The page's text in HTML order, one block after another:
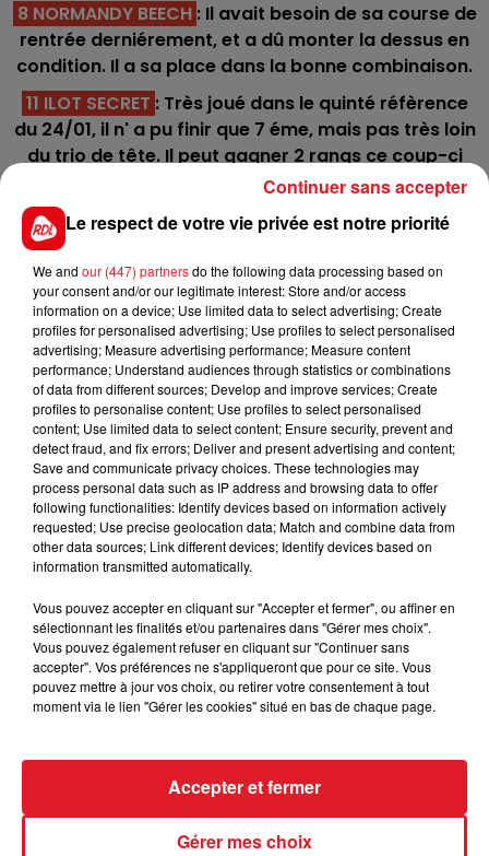
8 NORMANDY BEECH : Il avait besoin de sa course de
rentrée derniérement, et a dû monter la dessus en
condition. Il a sa place dans la bonne combinaison.
11 ILOT SECRET : Très joué dans le quinté réfèrence
du 24/01, il n' a pu finir que 7 éme, mais pas très loin
du trio de tête. Il peut gagner 2 rangs ce coup-ci
: Pris en valeur 39 lors de ses
derniers quintés, il est ici en 36.5 mais va découvrir
*******
En direct des pistes :
Solvalla (R6) : 201 Innersniffen - 1004 Queen
Ratzeputz
FILS D'ACTUS
BÉTHUNE: ENQUÊTE POUR HOMICIDE
VOLONTAIRE EN COURS, APRÈS LA...
Selon les premiers éléments, le logement servait
à des prostituées
Le respect de votre vie privée est notre priorité
We and our (447) partnersdo the following data processing based on
your consent and/or our legitimate interest: Store and/or access
information on a device; Use limited data to select advertising; Create
profiles for personalised advertising; Use profiles to select personalised
advertising; Measure advertising performance; Measure content
performance; Understand audiences through statistics or combinations
of data from different sources; Develop and improve services; Create
profiles to personalise content; Use profiles to select personalised
content; Use limited data to select content; Ensure security, prevent and
detect fraud, and fix errors; Deliver and present advertising and content;
Save and communicate privacy choices. These technologies may
process personal data such as IP address and browsing data to offer
following functionalities: Identify devices based on information actively
requested; Use precise geolocation data; Match and combine data from
other data sources; Link different devices; Identify devices based on
information transmitted automatically.
Vous pouvez accepter en cliquant sur "Accepter et fermer", ou affiner en
sélectionnant les finalités et/ou partenaires dans "Gérer mes choix".
Vous pouvez également refuser en cliquant sur "Continuer sans
accepter". Vos préférences ne s'appliqueront que pour ce site. Vous
pouvez mettre à jour vos choix, ou retirer votre consentement à tout
moment via le lien "Gérer les cookies" situé en bas de chaque page.
Gérer mes choix
Accepter et fermer
Continuer sans accepter